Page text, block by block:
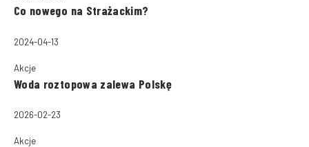
Co nowego na Strażackim?
2024-04-13
Akcje
Woda roztopowa zalewa Polskę
2026-02-23
Akcje